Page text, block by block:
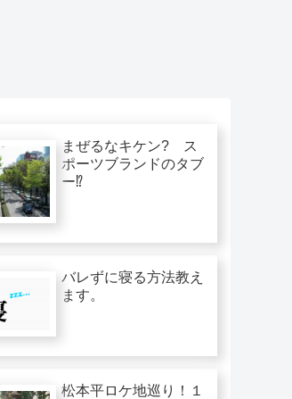
まぜるなキケン? ス
ポーツブランドのタブ
ー⁉︎
バレずに寝る方法教え
ます。
松本平ロケ地巡り！１